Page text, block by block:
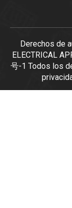
Derechos de
ELECTRICAL
号-1 Todos los